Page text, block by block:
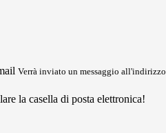
Verrà inviato un messaggio
la casella di posta elettronica!